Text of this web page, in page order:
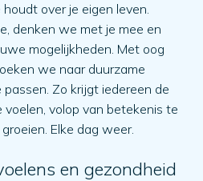
over je eigen leven.
denken we met je mee en
mogelijkheden. Met oog
we naar duurzame
Zo krijgt iedereen de
volop van betekenis te
Elke dag weer.
en gezondheid